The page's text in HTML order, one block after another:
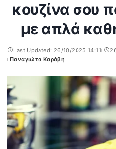
κουζίνα σου
με απλά
Last Updated: 26/10/2025 14:11
Posted
Παναγιώτα Καράβη